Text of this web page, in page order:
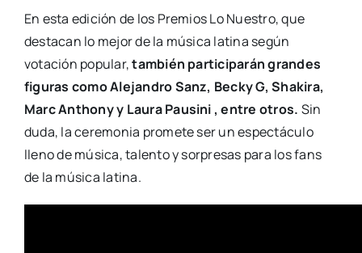
En esta edición de los Premios Lo Nuestro, que
destacan lo mejor de la música latina según
votación popular,también participarán grandes
figuras como Alejandro Sanz, Becky G, Shakira,
Marc Anthony y Laura Pausini , entre otros. Sin
duda, la ceremonia promete ser un espectáculo
lleno de música, talento y sorpresas para los fans
de la música latina.